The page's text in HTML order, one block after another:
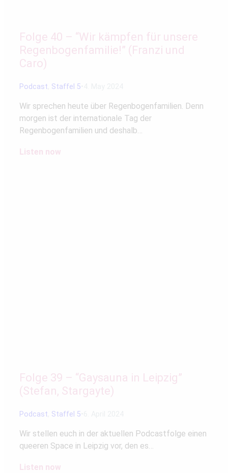
Folge 40 – “Wir kämpfen für unsere
Regenbogenfamilie!” (Franzi und
Caro)
Podcast Staffel 5
Wir sprechen heute über Regenbogenfamilien. Denn
morgen ist der internationale Tag der
Regenbogenfamilien und deshalb…
Listen now
Folge 39 – “Gaysauna in Leipzig”
(Stefan, Stargayte)
Podcast Staffel 5
Wir stellen euch in der aktuellen Podcastfolge einen
queeren Space in Leipzig vor, den es…
Listen now